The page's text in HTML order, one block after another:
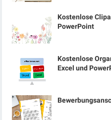
Kostenlose
PowerPoint
Kostenlose
Excel und